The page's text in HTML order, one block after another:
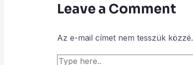
Leave a Comment
Az e-mail címet nem tesszük közzé.